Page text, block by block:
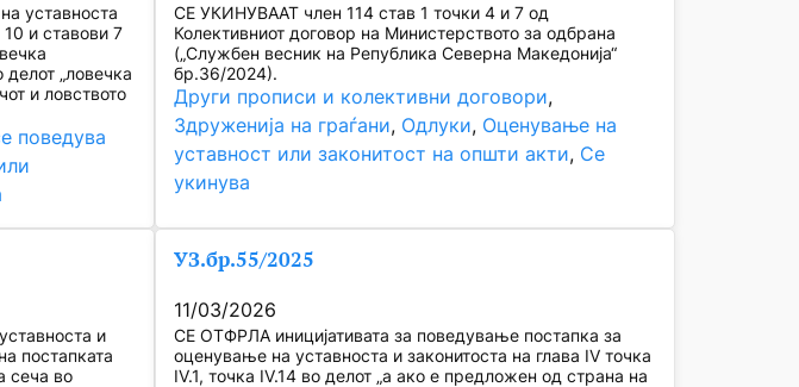
уставноста
и ставови 7
делот „ловечка
и ловството
поведува
СЕ УКИНУВААТ член 114 став 1 точки 4 и 7 од
Колективниот договор на Министерството за одбрана
(„Службен весник на Република Северна Македонија“
бр.36/2024).
Други прописи и колективни договори
Здруженија на граѓани, Одлуки, Оценување на
уставност или законитост на општи акти, Се
укинува
и
постапката
сеча во
УЗ.бр.55/2025
11/03/2026
СЕ ОТФРЛА иницијативата за поведување постапка за
оценување на уставноста и законитоста на глава IV точка
IV.1, точка IV.14 во делот „а ако е предложен од страна на